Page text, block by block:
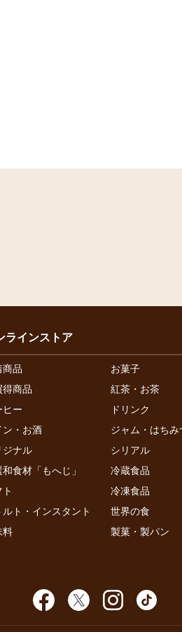
ラインストア
商品
お菓子
得商品
紅茶・お茶
ヒー
ドリンク
ン・お酒
ジャム・はち
ジナル
シリアル
和食材「もへじ」
冷蔵食品
冷凍食品
ルト・インスタント
世界の食
料
製菓・製パン